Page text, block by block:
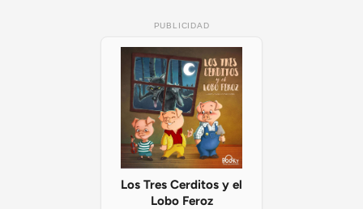
PUBLICIDAD
Los Tres Cerditos y el
Lobo Feroz